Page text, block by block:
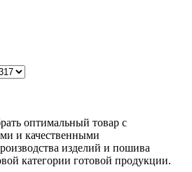
оптимальный товар с
и качественными
изделий и пошива
категории готовой продукции.